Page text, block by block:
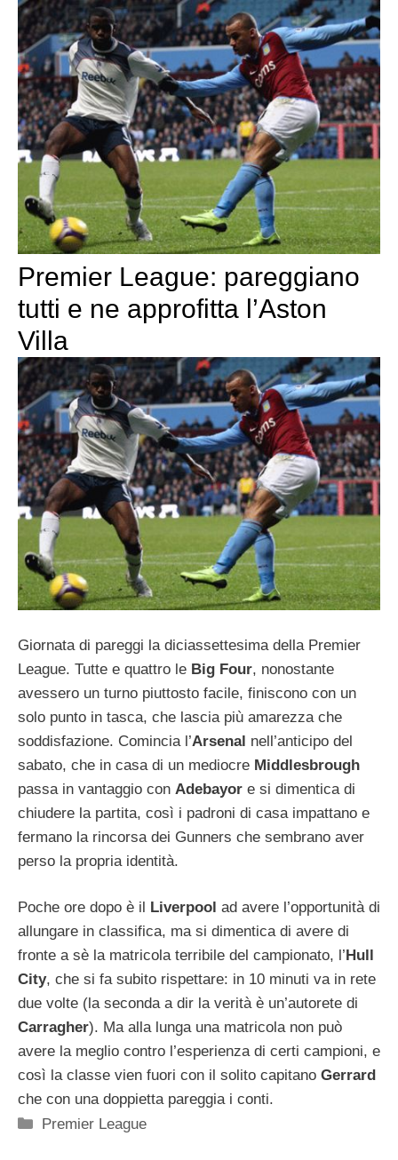
Premier League: pareggiano
tutti e ne approfitta l’Aston
Villa
Giornata di pareggi la diciassettesima della Premier
League. Tutte e quattro le Big Four, nonostante
avessero un turno piuttosto facile, finiscono con un
solo punto in tasca, che lascia più amarezza che
soddisfazione. Comincia l’Arsenal nell’anticipo del
sabato, che in casa di un mediocre Middlesbrough
passa in vantaggio con Adebayor e si dimentica di
chiudere la partita, così i padroni di casa impattano e
fermano la rincorsa dei Gunners che sembrano aver
perso la propria identità.
Poche ore dopo è il Liverpool ad avere l’opportunità di
allungare in classifica, ma si dimentica di avere di
fronte a sè la matricola terribile del campionato, l’Hull
City, che si fa subito rispettare: in 10 minuti va in rete
due volte (la seconda a dir la verità è un’autorete di
Carragher). Ma alla lunga una matricola non può
avere la meglio contro l’esperienza di certi campioni, e
così la classe vien fuori con il solito capitano Gerrard
che con una doppietta pareggia i conti.
Categorie
Premier League